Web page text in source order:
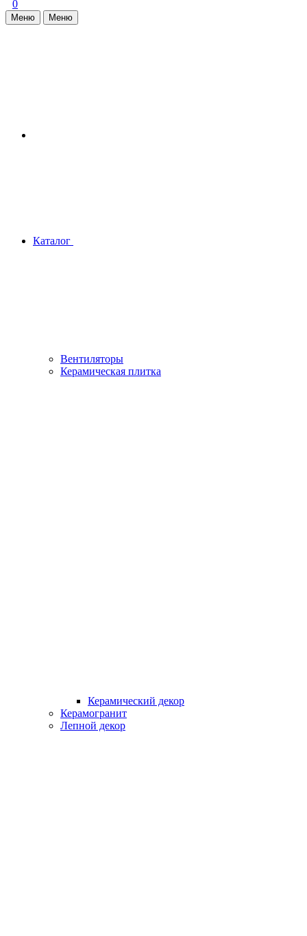
0
Меню Меню
Каталог
Вентиляторы
Керамическая плитка
Керамический декор
Керамогранит
Лепной декор